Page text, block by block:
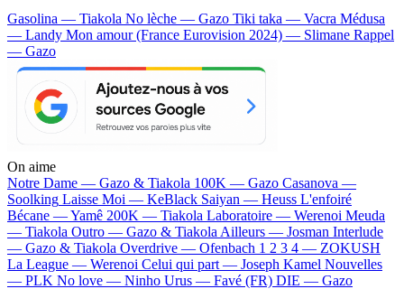
Gasolina — Tiakola No lèche — Gazo Tiki taka — Vacra Médusa
— Landy Mon amour (France Eurovision 2024) — Slimane Rappel
— Gazo
On aime
Notre Dame — Gazo & Tiakola 100K — Gazo Casanova —
Soolking Laisse Moi — KeBlack Saiyan — Heuss L'enfoiré
Bécane —Yamê 200K — Tiakola Laboratoire — Werenoi Meuda
— Tiakola Outro — Gazo & Tiakola Ailleurs — Josman Interlude
— Gazo & Tiakola Overdrive — Ofenbach 1 2 3 4 — ZOKUSH
La League — Werenoi Celui qui part — Joseph Kamel Nouvelles
— PLK No love — Ninho Urus — Favé (FR) DIE — Gazo